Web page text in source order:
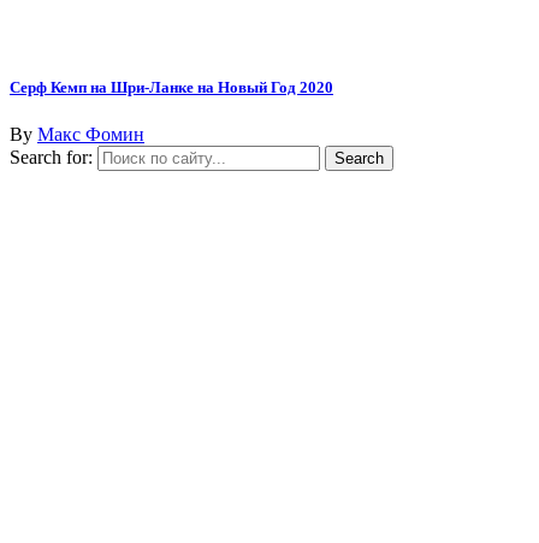
Серф Кемп на Шри-Ланке на Новый Год 2020
By Макс Фомин
Search for: